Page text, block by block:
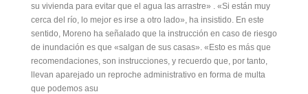
su vivienda para evitar que el agua las arrastre» . «Si están muy
cerca del río, lo mejor es irse a otro lado», ha insistido. En este
sentido, Moreno ha señalado que la instrucción en caso de riesgo
de inundación es que «salgan de sus casas». «Esto es más que
recomendaciones, son instrucciones, y recuerdo que, por tanto,
llevan aparejado un reproche administrativo en forma de multa
que podemos asu